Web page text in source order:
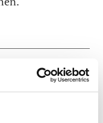
zweigleisige